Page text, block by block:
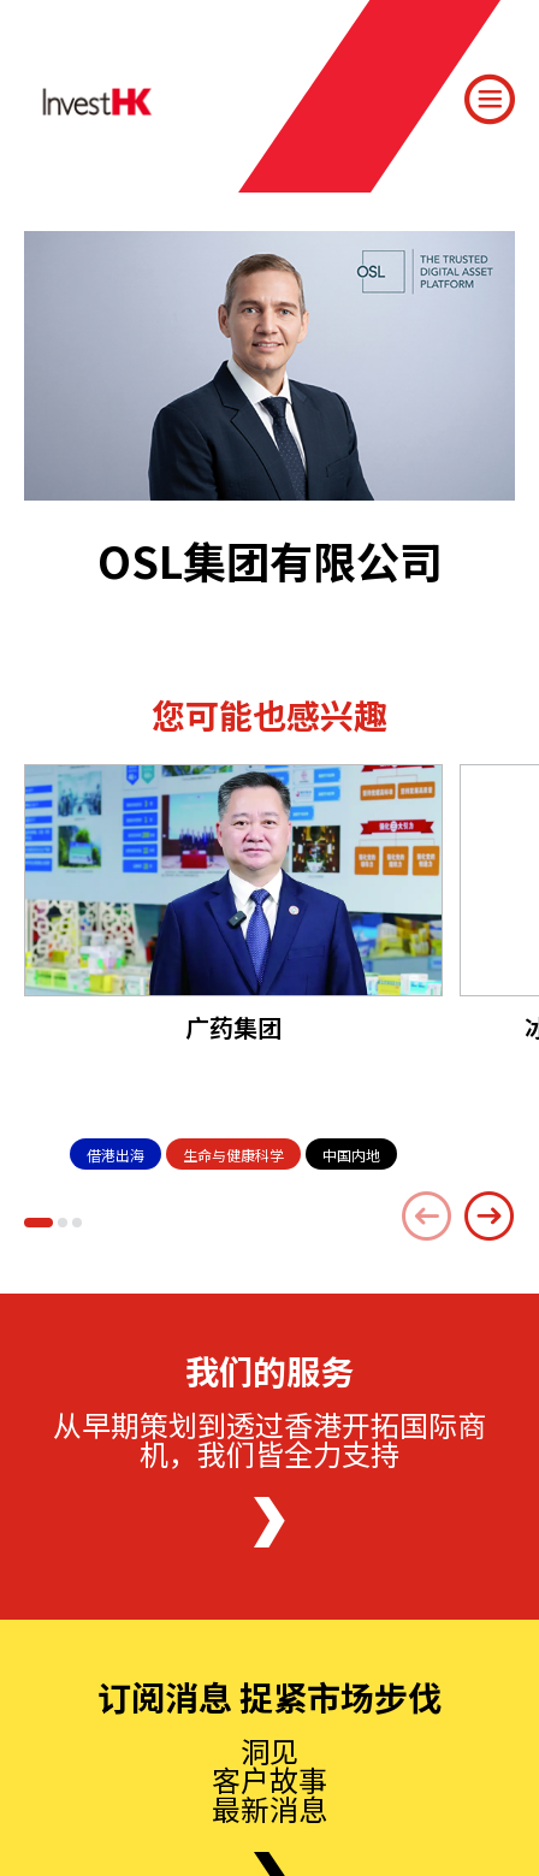
OSL集团有限公司
您可能也感兴趣
广药集团
借港出海 生命与健康科学 中国内地
我们的服务
从早期策划到透过香港开拓国际商
机，我们皆全力支持
订阅消息 捉紧市场步伐
洞见
客户故事
最新消息